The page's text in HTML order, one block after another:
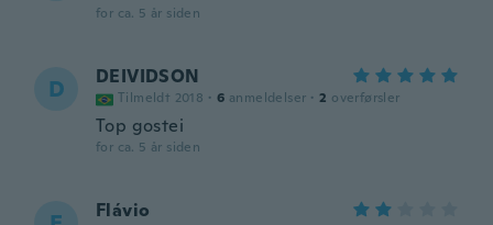
for ca. 5 år siden
D DEIVIDSON
Tilmeldt 2018 · 6 anmeldelser · 2 overførsler
Top gostei
for ca. 5 år siden
Flávio